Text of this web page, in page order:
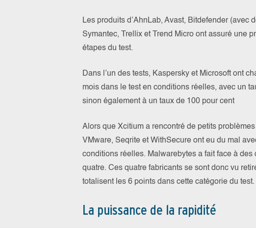
Les produits d’AhnLab, Avast, Bitdefender (avec
Symantec, Trellix et Trend Micro ont assuré une
étapes du test.
Dans l’un des tests, Kaspersky et Microsoft ont
mois dans le test en conditions réelles, avec un
sinon également à un taux de 100 pour cent
Alors que Xcitium a rencontré de petits
VMware, Seqrite et WithSecure ont eu du mal
conditions réelles. Malwarebytes a fait face à
quatre. Ces quatre fabricants se sont donc vu
totalisent les 6 points dans cette catégorie du test.
La puissance de la rapidité